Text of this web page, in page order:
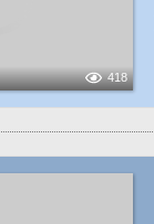
418